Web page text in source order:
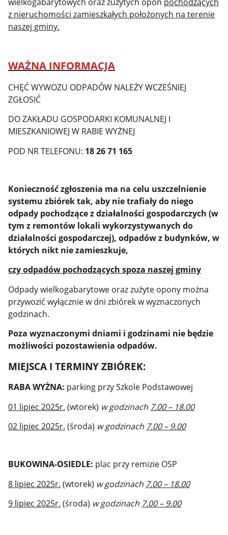
z nieruchomości zamieszkałych położonych na terenie
naszej gminy.
WAŻNA INFORMACJA
CHĘĆ WYWOZU ODPADÓW NALEŻY WCZEŚNIEJ
ZGŁOSIĆ
DO ZAKŁADU GOSPODARKI KOMUNALNEJ I
MIESZKANIOWEJ W RABIE WYŻNEJ
POD NR TELEFONU: 18 26 71 165
Konieczność zgłoszenia ma na celu uszczelnienie
systemu zbiórek tak, aby nie trafiały do niego
odpady pochodzące z działalności gospodarczych (w
tym z remontów lokali wykorzystywanych do
działalności gospodarczej), odpadów z budynków, w
których nikt nie zamieszkuje,
czy odpadów pochodzących spoza naszej gminy
Odpady wielkogabarytowe oraz zużyte opony można
przywozić wyłącznie w dni zbiórek w wyznaczonych
godzinach.
Poza wyznaczonymi dniami i godzinami nie będzie
możliwości pozostawienia odpadów.
MIEJSCA I TERMINY ZBIÓREK:
RABA WYŻNA: parking przy Szkole Podstawowej
01 lipiec 2025r. (wtorek) w godzinach 7.00 – 18.00
02 lipiec 2025r. (środa) w godzinach 7.00 – 9.00
BUKOWINA-OSIEDLE: plac przy remizie OSP
8 lipiec 2025r. (wtorek) w godzinach 7.00 – 18.00
9 lipiec 2025r. (środa) w godzinach 7.00 – 9.00